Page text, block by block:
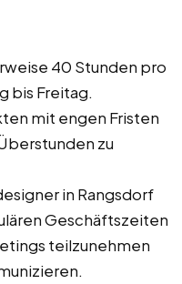
40 Stunden pro
bis Freitag.
mit engen Fristen
zu
in Rangsdorf
Geschäftszeiten
teilzunehmen